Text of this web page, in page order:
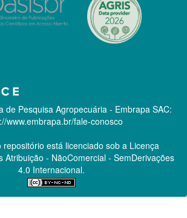
de Pesquisa Agropecuária - Embrapa SAC:
www.embrapa.br/fale-conosco
está licenciado sob a Licença
Atribuição - NãoComercial - SemDerivações
4.0 Internacional.